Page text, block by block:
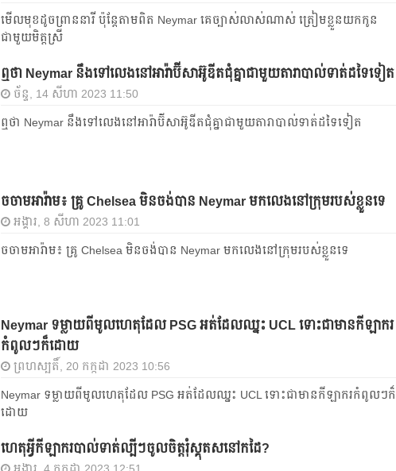
មើលមុខដូចព្រាននារី ប៉ុន្តែតាមពិត Neymar គេច្បាស់លាស់ណាស់ ត្រៀមខ្លួនយកកូន
ជាមួយមិត្តស្រី
ឮថា Neymar នឹង​ទៅ​លេង​នៅអារ៉ាប៊ីសាអ៊ូឌីត​​ជុំ​គ្នា​ជាមួយ​តារា​បាល់ទាត់​ដទៃទៀត
ច័ន្ទ, 14 សីហា 2023 11:50
ឮថា Neymar នឹង​ទៅ​លេង​នៅអារ៉ាប៊ីសាអ៊ូឌីត​​ជុំ​គ្នា​ជាមួយ​តារា​បាល់ទាត់​ដទៃទៀត
ចចាមអារ៉ាម៖ គ្រូ Chelsea មិន​ចង់​បាន Neymar មក​លេង​នៅ​ក្រុម​របស់​ខ្លួន​ទេ
អង្គារ, 8 សីហា 2023 11:01
ចចាមអារ៉ាម៖ គ្រូ Chelsea មិន​ចង់​បាន Neymar មក​លេង​នៅ​ក្រុម​របស់​ខ្លួន​ទេ
Neymar ទម្លាយ​ពី​មូលហេតុ​ដែល PSG អត់​ដែល​ឈ្នះ​ UCL ទោះ​ជា​មាន​កីឡាករ​
កំពូលៗ​ក៏​ដោយ
ព្រហស្បតិ៍, 20 កក្កដា 2023 10:56
Neymar ទម្លាយ​ពី​មូលហេតុ​ដែល PSG អត់​ដែល​ឈ្នះ​ UCL ទោះ​ជា​មាន​កីឡាករ​កំពូលៗ​ក៏​
ដោយ
ហេតុអ្វី​កីឡាករ​បាល់ទាត់​ល្បី​ៗ​ចូល​ចិត្ត​រុំ​ស្គុត​ស​នៅ​ក​ដៃ?